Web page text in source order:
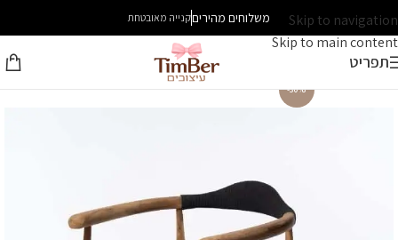
Skip to navigation
Skip to main content
משלוחים מהיריםקנייה מאובטחת
תפריט
-30%